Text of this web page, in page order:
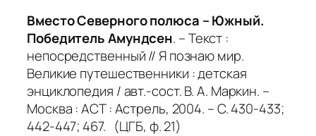
Вместо Северного полюса – Южный.
Победитель Амундсен. – Текст :
непосредственный // Я познаю мир.
Великие путешественники : детская
энциклопедия / авт.-сост. В. А. Маркин. –
Москва : АСТ : Астрель, 2004. – С. 430-433;
442-447; 467. (ЦГБ, ф. 21)